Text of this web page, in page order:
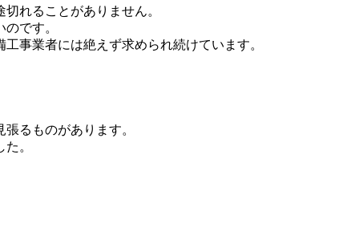
れることがありません。
です。
事業者には絶えず求められ続けています。
るものがあります。
。